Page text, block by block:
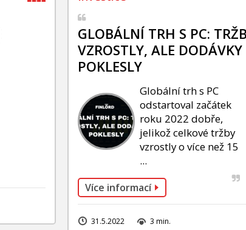
GLOBÁLNÍ TRH S PC:
VZROSTLY, ALE DODÁVKY
POKLESLY
Globální trh s PC
odstartoval začátek
roku 2022 dobře,
jelikož celkové tržby
vzrostly o více než 15
...
Více informací
31.5.2022 3 min.